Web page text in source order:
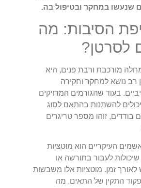
שנעשו במחקר ובטיפול בה.
הסיבות: מה
לסרטן?
מורכבת ורבת פנים, היא
רב נושא למחקר וחקירה
בעוד שהגורמים המדויקים
להשתנות בהתאם לסוג
בודדים, זוהו מספר טריגרים
העיקריים הוא מוטציות
שיכולות לעבור בתורשה או
לאורך זמן. מוטציות אלו משבשות
התקין של התאים, מה